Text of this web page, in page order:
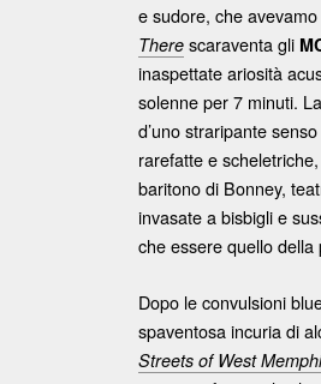
e sudore, che
There scaraventa gli
inaspettate ariosità
solenne per 7 minuti.
d’uno straripante
rarefatte e
baritono di Bonney,
invasate a bisbigli e
che essere quello
Dopo le convulsioni
spaventosa incuria di
Streets of West